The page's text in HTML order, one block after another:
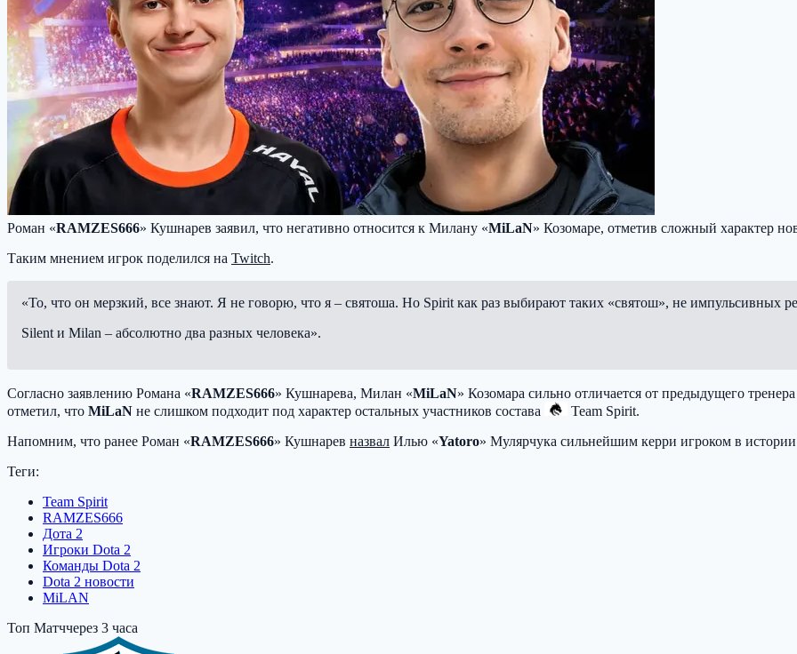
Роман «RAMZES666» Кушнарев заявил, что негативно относится к Милану «MiLaN» Козомаре, отметив сложный характер
Таким мнением игрок поделился на Twitch.
«То, что он мерзкий, все знают. Я не говорю, что я – святоша. Но Spirit как раз выбирают таких «святош», не импульсивных
Silent и Milan – абсолютно два разных человека».
Согласно заявлению Романа «RAMZES666» Кушнарева, Милан «MiLaN» Козомара сильно отличается от предыдущего тренера
отметил, что MiLaN не слишком подходит под характер остальных участников состава Team Spirit.
Напомним, что ранее Роман «RAMZES666» Кушнарев назвал Илью «Yatoro» Мулярчука сильнейшим керри игроком в
Теги:
Team Spirit
RAMZES666
Дота 2
Игроки Dota 2
Команды Dota 2
Dota 2 новости
MiLAN
Топ Матччерез 3 часа